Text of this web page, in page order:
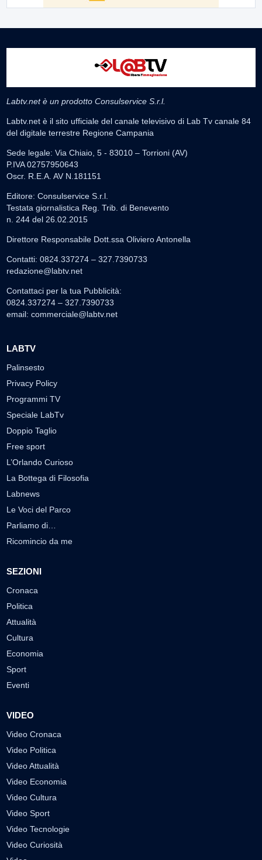
Labtv.net è un prodotto Consulservice S.r.l.
Labtv.net è il sito ufficiale del canale televisivo di Lab Tv canale 84
del digitale terrestre Regione Campania
Sede legale: Via Chiaio, 5 - 83010 – Torrioni (AV)
P.IVA 02757950643
Oscr. R.E.A. AV N.181151
Editore: Consulservice S.r.l.
Testata giornalistica Reg. Trib. di Benevento
n. 244 del 26.02.2015
Direttore Responsabile Dott.ssa Oliviero Antonella
Contatti: 0824.337274 – 327.7390733
redazione@labtv.net
Contattaci per la tua Pubblicità:
0824.337274 – 327.7390733
email: commerciale@labtv.net
LABTV
Palinsesto
Privacy Policy
Programmi TV
Speciale LabTv
Doppio Taglio
Free sport
L’Orlando Curioso
La Bottega di Filosofia
Labnews
Le Voci del Parco
Parliamo di…
Ricomincio da me
SEZIONI
Cronaca
Politica
Attualità
Cultura
Economia
Sport
Eventi
VIDEO
Video Cronaca
Video Politica
Video Attualità
Video Economia
Video Cultura
Video Sport
Video Tecnologie
Video Curiosità